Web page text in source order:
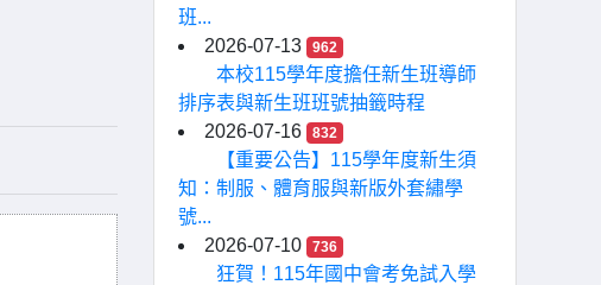
班...
2026-07-13
962
本校115學年度擔任新生班導師
排序表與新生班班號抽籤時程
2026-07-16
832
【重要公告】115學年度新生須
知：制服、體育服與新版外套繡學
號...
2026-07-10
736
狂賀！115年國中會考免試入學